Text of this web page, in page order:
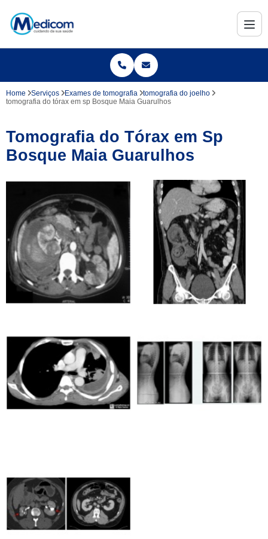
Home Serviços Exames de tomografia
tomografia do joelho
tomografia do tórax em sp Bosque Maia Guarulhos
Tomografia do Tórax em Sp
Bosque Maia Guarulhos